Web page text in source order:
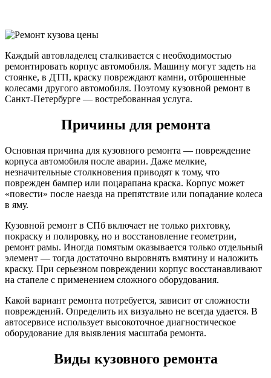
Каждый автовладелец сталкивается с необходимостью
ремонтировать корпус автомобиля. Машину могут задеть на
стоянке, в ДТП, краску повреждают камни, отброшенные
колесами другого автомобиля. Поэтому кузовной ремонт в
Санкт-Петербурге — востребованная услуга.
Причины для ремонта
Основная причина для кузовного ремонта — повреждение
корпуса автомобиля после аварии. Даже мелкие,
незначительные столкновения приводят к тому, что
поврежден бампер или поцарапана краска. Корпус может
«повести» после наезда на препятствие или попадание колеса
в яму.
Кузовной ремонт в СПб включает не только рихтовку,
покраску и полировку, но и восстановление геометрии,
ремонт рамы. Иногда помятым оказывается только отдельный
элемент — тогда достаточно выровнять вмятину и наложить
краску. При серьезном повреждении корпус восстанавливают
на стапеле с применением сложного оборудования.
Какой вариант ремонта потребуется, зависит от сложности
повреждений. Определить их визуально не всегда удается. В
автосервисе использует высокоточное диагностическое
оборудование для выявления масштаба ремонта.
Виды кузовного ремонта